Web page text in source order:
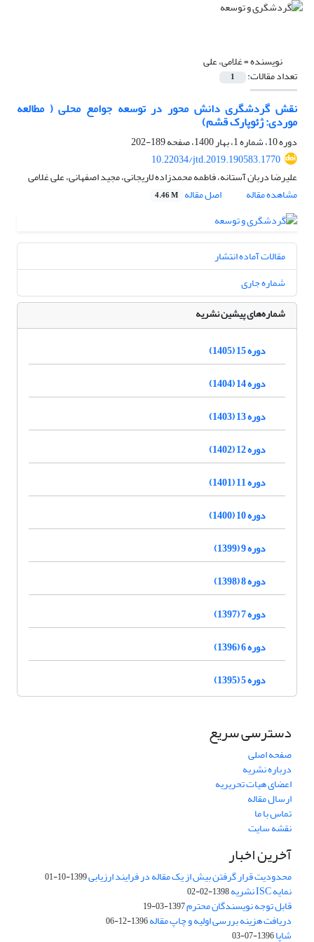
نویسنده =غلامی، علی
تعداد مقالات: 1
نقش گردشگری دانش محور در توسعه جوامع محلی ( مطالعه
موردی: ژئوپارک قشم)
دوره 10، شماره 1، بهار 1400، صفحه
189-202
10.22034/jtd.2019.190583.1770
علیرضا دربان آستانه، فاطمه محمدزاده لاریجانی، مجید اصفهانی، علی غلامی
مشاهده مقاله
اصل مقاله 4.46 M
مقالات آماده انتشار
شماره جاری
شماره‌های پیشین نشریه
دوره 15 (1405)
دوره 14 (1404)
دوره 13 (1403)
دوره 12 (1402)
دوره 11 (1401)
دوره 10 (1400)
دوره 9 (1399)
دوره 8 (1398)
دوره 7 (1397)
دوره 6 (1396)
دوره 5 (1395)
دسترسی سریع
صفحه اصلی
درباره نشریه
اعضای هیات تحریریه
ارسال مقاله
تماس با ما
نقشه سایت
آخرین اخبار
محدودیت قرار گرفتن بیش از یک مقاله در فرایند ارزیابی1399-10-01
نمایه ISC نشریه 1398-02-02
قابل توجه نویسندگان محترم1397-03-19
دریافت هزینه بررسی اولیه و چاپ مقاله1396-12-06
شاپا1396-07-03